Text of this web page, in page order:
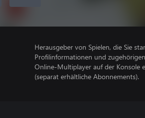
Herausgeber von Spielen, die Sie
Profilinformationen und
Online-Multiplayer auf der Konsole
(separat erhältliche Abonnements).